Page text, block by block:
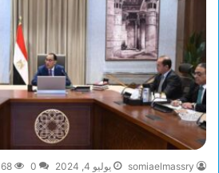
somiaelmassry يوليو 4, 2024 0
68